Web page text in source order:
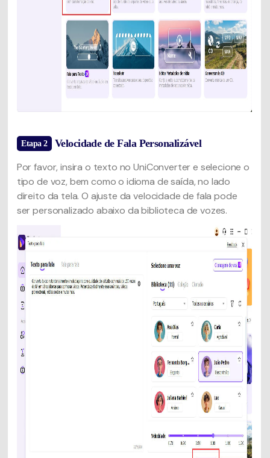
Etapa 2 Velocidade de Fala Personalizável
Por favor, insira o texto no UniConverter e selecione o
tipo de voz, bem como o idioma de saída, no lado
direito da tela. O ajuste da velocidade de fala pode
ser personalizado abaixo da biblioteca de vozes.